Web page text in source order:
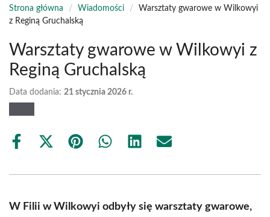
Strona główna / Wiadomości /
Warsztaty gwarowe w Wilkowyi
z Reginą Gruchalską
Warsztaty gwarowe w Wilkowyi z
Reginą Gruchalską
Data dodania: 21 stycznia 2026 r.
Share
Share
(Twitter)
Share Share Share Share
W Filii w Wilkowyi odbyły się warsztaty gwarowe,